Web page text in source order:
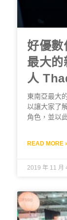
好優數
最大的
人
東南亞最大
以讓大家了
角色，並以
READ MORE
2019 年 11 月